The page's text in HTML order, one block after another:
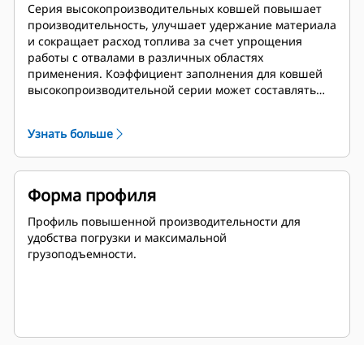
Серия высокопроизводительных ковшей повышает
производительность, улучшает удержание материала
и сокращает расход топлива за счет упрощения
работы с отвалами в различных областях
применения. Коэффициент заполнения для ковшей
высокопроизводительной серии может составлять
Узнать больше
Форма профиля
Профиль повышенной производительности для
удобства погрузки и максимальной
грузоподъемности.